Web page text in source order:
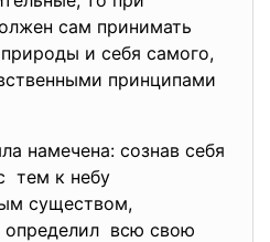
сам принимать
и себя самого,
принципами
намечена: сознав себя
тем к небу
существом,
определил всю свою